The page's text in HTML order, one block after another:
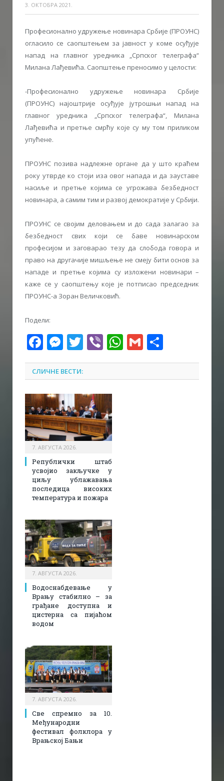
3. ОКТОБРА 2021.
Професионално удружење новинара Србије (ПРОУНС)
огласило се саопштењем за јавност у коме осуђује
напад на главног уредника „Српског телеграфа“
Милана Лађевића. Саопштење преносимо у целости:
-Професионално удружење новинара Србије
(ПРОУНС) најоштрије осуђује јутрошњи напад на
главног уредника „Српског телеграфа“, Милана
Лађевића и претње смрћу које су му том приликом
упућене.
ПРОУНС позива надлежне органе да у што краћем
року утврде ко стоји иза овог напада и да зауставе
насиље и претње којима се угрожава безбедност
новинара, а самим тим и развој демократије у Србији.
ПРОУНС се својим деловањем и до сада залагао за
безбедност свих који се баве новинарском
професијом и заговарао тезу да слобода говора и
право на другачије мишљење не смеју бити основ за
нападе и претње којима су изложени новинари –
каже се у саопштењу које је потписао председник
ПРОУНС-а Зоран Величковић.
Подели:
Facebook
Messenger
Twitter
ViberWhatsApp
Gmail
СЛИЧНЕ ВЕСТИ:
7. АВГУСТА 2026.
Републички штаб
усвојио закључке у
циљу ублажавања
последица високих
температура и пожара​
7. АВГУСТА 2026.
Водоснабдевање у
Врању стабилно – за
грађане доступна и
цистерна са пијаћом
водом
7. АВГУСТА 2026.
Све спремно за 10.
Међународни
фестивал фолклора у
Врањској Бањи